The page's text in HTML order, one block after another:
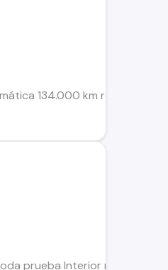
134.000 km
prueba Interior muy buen